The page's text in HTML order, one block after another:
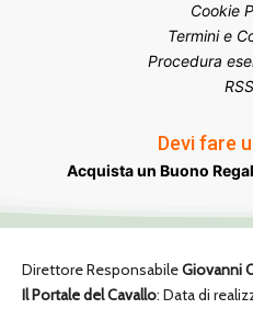
Cookie
Termini e
Procedura
RSS
Devi fare
Acquista un Buono
Direttore ResponsabileGiovanni
Il Portale del Cavallo: Data di